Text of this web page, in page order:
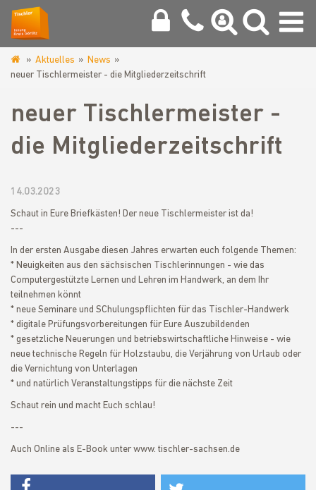
www.tischlerinnung-
Aktuelles
News
neuer Tischlermeister - die Mitgliederzeitschrift
neuer Tischlermeister -
die Mitgliederzeitschrift
14.03.2023
Schaut in Eure Briefkästen! Der neue Tischlermeister ist da!
---
In der ersten Ausgabe diesen Jahres erwarten euch folgende Themen:
* Neuigkeiten aus den sächsischen Tischlerinnungen - wie das
Computergestützte Lernen und Lehren im Handwerk, an dem Ihr
teilnehmen könnt
* neue Seminare und SChulungspflichten für das Tischler-Handwerk
* digitale Prüfungsvorbereitungen für Eure Auszubildenden
* gesetzliche Neuerungen und betriebswirtschaftliche Hinweise - wie
neue technische Regeln für Holzstaubu, die Verjährung von Urlaub oder
die Vernichtung von Unterlagen
* und natürlich Veranstaltungstipps für die nächste Zeit
Schaut rein und macht Euch schlau!
---
Auch Online als E-Book unter www. tischler-sachsen.de